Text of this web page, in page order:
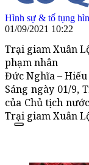
Hình sự & tố tụng
01/09/2021 10:22
Trại giam Xuân
phạm nhân
Đức Nghĩa –
Sáng ngày 01/9,
của Chủ tịch
Trại giam Xuân